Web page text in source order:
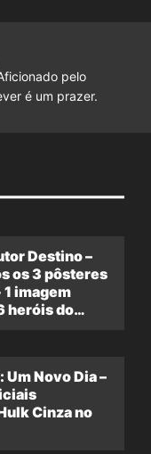
pelo
é um prazer.
Destino –
os 3 pôsteres
1 imagem
heróis do
Novo Dia –
Cinza no